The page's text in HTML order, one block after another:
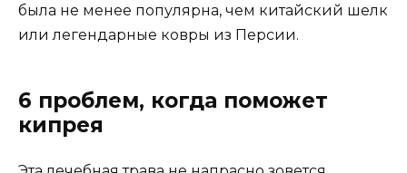
была не менее популярна, чем китайский шелк
или легендарные ковры из Персии.
6 проблем, когда поможет
кипрея